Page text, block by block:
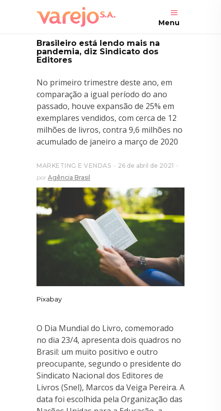
Menu
Brasileiro está lendo mais na
pandemia, diz Sindicato dos
Editores
No primeiro trimestre deste ano, em
comparação a igual período do ano
passado, houve expansão de 25% em
exemplares vendidos, com cerca de 12
milhões de livros, contra 9,6 milhões no
acumulado de janeiro a março de 2020
MARKETING E VENDAS
26 de abril de 2021
por Agência Brasil
Pixabay
O Dia Mundial do Livro, comemorado
no dia 23/4, apresenta dois quadros no
Brasil: um muito positivo e outro
preocupante, segundo o presidente do
Sindicato Nacional dos Editores de
Livros (Snel), Marcos da Veiga Pereira. A
data foi escolhida pela Organização das